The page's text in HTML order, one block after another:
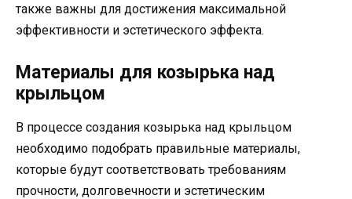
также важны для достижения максимальной
эффективности и эстетического эффекта.
Материалы для козырька над
крыльцом
В процессе создания козырька над крыльцом
необходимо подобрать правильные материалы,
которые будут соответствовать требованиям
прочности, долговечности и эстетическим